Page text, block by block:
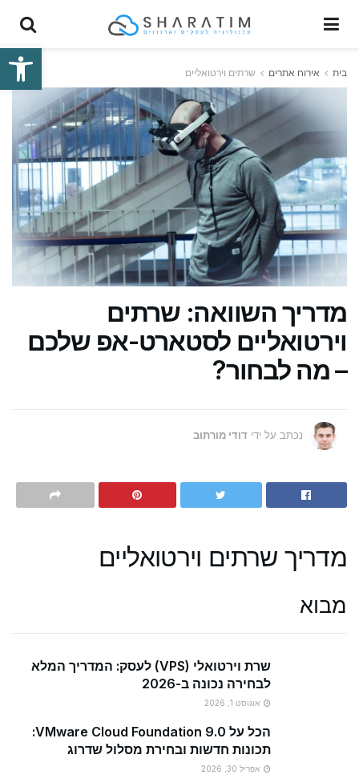
פתח
בית אירוח אתרים שרתים וירטואליים
מדריך השוואה: שרתים
וירטואליים לסטארט-אפ שלכם
– מה לבחור?
נכתב על ידי דודי מורתוב
מדריך שרתים וירטואליים
מבוא
שרת וירטואלי (VPS) לעסק: המדריך המלא
לבחירה נכונה ב-2026
אוגוסט 1, 2026
הכל על VMware Cloud Foundation 9.0:
תכונות חדשות ובחירת מסלול שדרוג
אפריל 30, 2026